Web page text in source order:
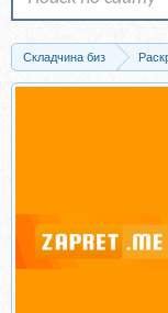
Складчина биз
SMM (Social Media